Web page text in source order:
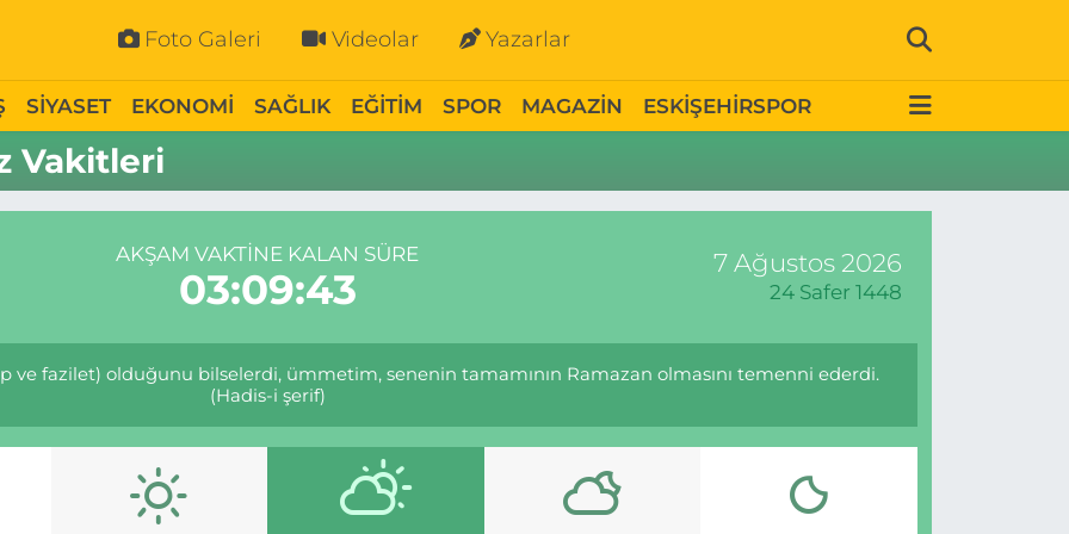
Foto Galeri Videolar Yazarlar
SİYASET EKONOMİ SAĞLIK EĞİTİM SPOR MAGAZİN ESKİŞEHİRSPOR
Vakitleri
AKŞAM VAKTINE KALAN SÜRE
03:09:43
7 Ağustos 2026
24 Safer 1448
ve fazilet) olduğunu bilselerdi, ümmetim, senenin tamamının Ramazan olmasını temenni ederdi.
(Hadis-i şerif)